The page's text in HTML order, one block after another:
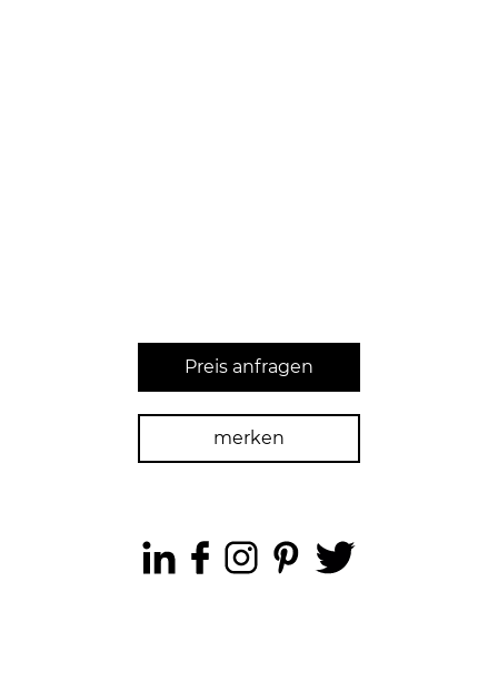
Preis anfragen
merken